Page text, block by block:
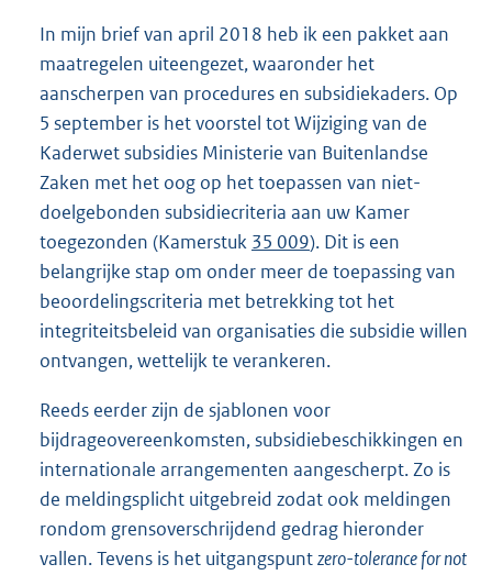
In mijn brief van april 2018 heb ik een pakket aan
maatregelen uiteengezet, waaronder het
aanscherpen van procedures en subsidiekaders. Op
5 september is het voorstel tot Wijziging van de
Kaderwet subsidies Ministerie van Buitenlandse
Zaken met het oog op het toepassen van niet-
doelgebonden subsidiecriteria aan uw Kamer
toegezonden (Kamerstuk 35 009). Dit is een
belangrijke stap om onder meer de toepassing van
beoordelingscriteria met betrekking tot het
integriteitsbeleid van organisaties die subsidie willen
ontvangen, wettelijk te verankeren.
Reeds eerder zijn de sjablonen voor
bijdrageovereenkomsten, subsidiebeschikkingen en
internationale arrangementen aangescherpt. Zo is
de meldingsplicht uitgebreid zodat ook meldingen
rondom grensoverschrijdend gedrag hieronder
vallen. Tevens is het uitgangspuntzero-tolerance for not